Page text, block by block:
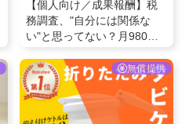
【個人向け／成果報酬】税
務調査、"自分には関係な
い"と思ってない？月980円
ス
無償提供